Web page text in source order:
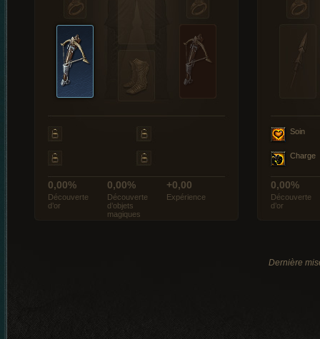
0,00%
Découverte
d’or
0,00%
Découverte
d’objets
magiques
+0,00
Expérience
Soin
Charge
0,00%
Découverte
d’or
Dernière